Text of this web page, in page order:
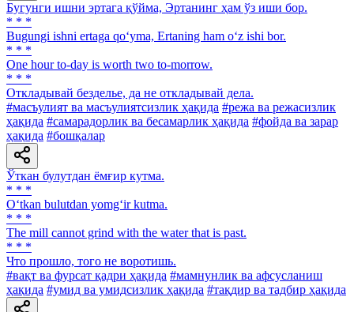
Бугунги ишни эртага қўйма, Эртанинг ҳам ўз иши бор.
* * *
Bugungi ishni ertaga qo‘yma, Ertaning ham o‘z ishi bor.
* * *
One hour to-day is worth two to-morrow.
* * *
Откладывай безделье, да не откладывай дела.
#масъулият ва масъулиятсизлик ҳақида #режа ва режасизлик
ҳақида #самарадорлик ва бесамарлик ҳақида #фойда ва зарар
ҳақида #бошқалар
Ўткан булутдан ёмғир кутма.
* * *
O‘tkan bulutdan yomg‘ir kutma.
* * *
The mill cannot grind with the water that is past.
* * *
Что прошло, того не воротишь.
#вақт ва фурсат қадри ҳақида #мамнунлик ва афсусланиш
ҳақида #умид ва умидсизлик ҳақида #тақдир ва тадбир ҳақида